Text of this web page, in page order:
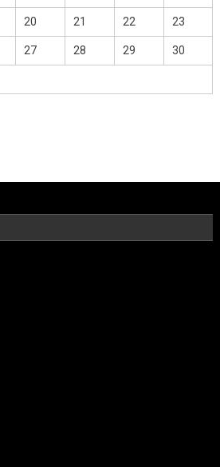
20 21 22 23
27 28 29 30